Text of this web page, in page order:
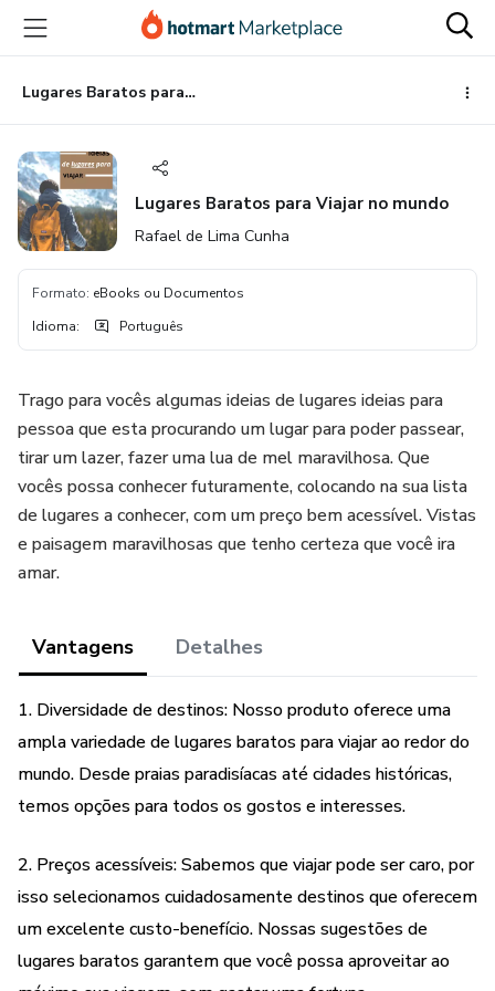
para
conteúdo
principal
para
pagamento
para
rodapé
Lugares Baratos para Viajar no mundo
Lugares Baratos para Viajar no mundo
Rafael de Lima Cunha
Formato: eBooks ou Documentos
Idioma: Português
Trago para vocês algumas ideias de lugares ideias para
pessoa que esta procurando um lugar para poder passear,
tirar um lazer, fazer uma lua de mel maravilhosa. Que
vocês possa conhecer futuramente, colocando na sua lista
de lugares a conhecer, com um preço bem acessível. Vistas
e paisagem maravilhosas que tenho certeza que você ira
amar.
Vantagens Detalhes
1. Diversidade de destinos: Nosso produto oferece uma
ampla variedade de lugares baratos para viajar ao redor do
mundo. Desde praias paradisíacas até cidades históricas,
temos opções para todos os gostos e interesses.
2. Preços acessíveis: Sabemos que viajar pode ser caro, por
isso selecionamos cuidadosamente destinos que oferecem
um excelente custo-benefício. Nossas sugestões de
lugares baratos garantem que você possa aproveitar ao